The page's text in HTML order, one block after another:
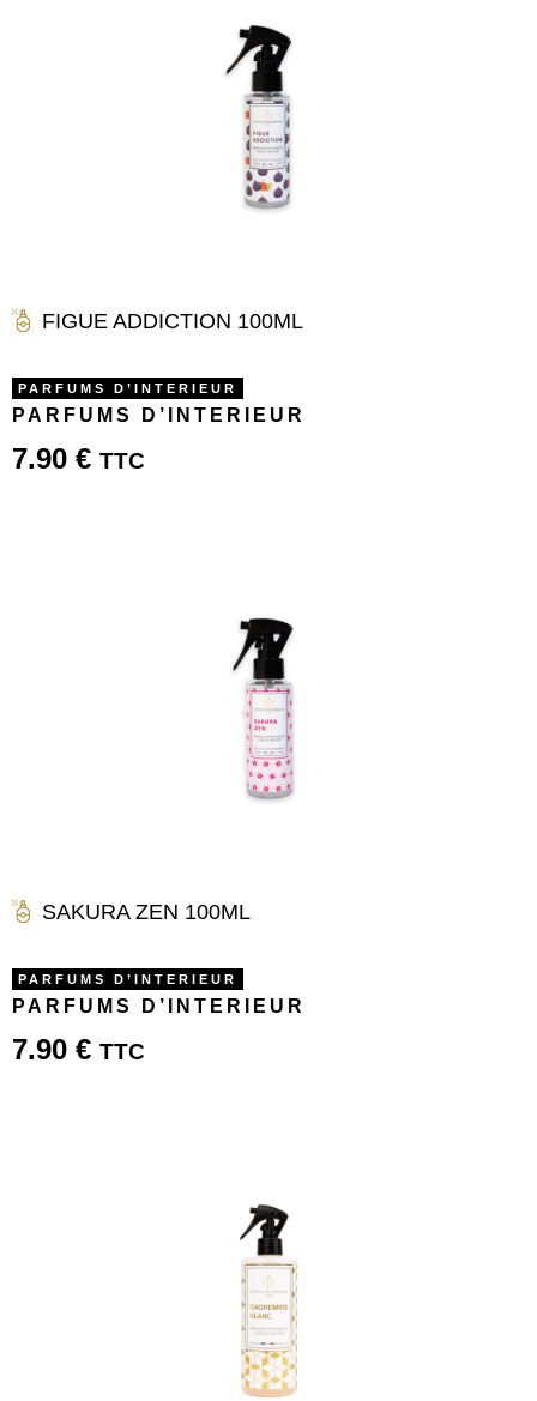
FIGUE ADDICTION 100ML
PARFUMS D’INTERIEUR
PARFUMS D’INTERIEUR
7.90 € TTC
SAKURA ZEN 100ML
PARFUMS D’INTERIEUR
PARFUMS D’INTERIEUR
7.90 € TTC